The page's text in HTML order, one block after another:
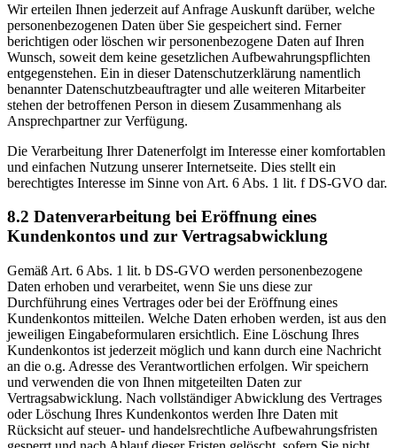
Wir erteilen Ihnen jederzeit auf Anfrage Auskunft darüber, welche
personenbezogenen Daten über Sie gespeichert sind. Ferner
berichtigen oder löschen wir personenbezogene Daten auf Ihren
Wunsch, soweit dem keine gesetzlichen Aufbewahrungspflichten
entgegenstehen. Ein in dieser Datenschutzerklärung namentlich
benannter Datenschutzbeauftragter und alle weiteren Mitarbeiter
stehen der betroffenen Person in diesem Zusammenhang als
Ansprechpartner zur Verfügung.
Die Verarbeitung Ihrer Datenerfolgt im Interesse einer komfortablen
und einfachen Nutzung unserer Internetseite. Dies stellt ein
berechtigtes Interesse im Sinne von Art. 6 Abs. 1 lit. f DS-GVO dar.
8.2 Datenverarbeitung bei Eröffnung eines
Kundenkontos und zur Vertragsabwicklung
Gemäß Art. 6 Abs. 1 lit. b DS-GVO werden personenbezogene
Daten erhoben und verarbeitet, wenn Sie uns diese zur
Durchführung eines Vertrages oder bei der Eröffnung eines
Kundenkontos mitteilen. Welche Daten erhoben werden, ist aus den
jeweiligen Eingabeformularen ersichtlich. Eine Löschung Ihres
Kundenkontos ist jederzeit möglich und kann durch eine Nachricht
an die o.g. Adresse des Verantwortlichen erfolgen. Wir speichern
und verwenden die von Ihnen mitgeteilten Daten zur
Vertragsabwicklung. Nach vollständiger Abwicklung des Vertrages
oder Löschung Ihres Kundenkontos werden Ihre Daten mit
Rücksicht auf steuer- und handelsrechtliche Aufbewahrungsfristen